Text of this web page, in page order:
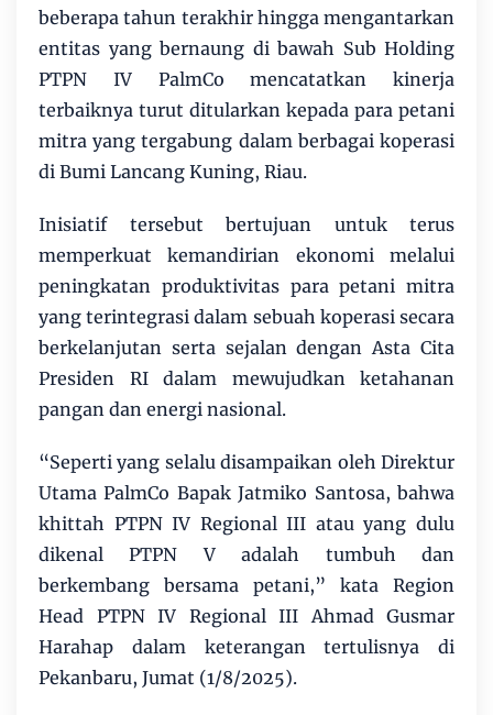
beberapa tahun terakhir hingga mengantarkan
entitas yang bernaung di bawah Sub Holding
PTPN IV PalmCo mencatatkan kinerja
terbaiknya turut ditularkan kepada para petani
mitra yang tergabung dalam berbagai koperasi
di Bumi Lancang Kuning, Riau.
Inisiatif tersebut bertujuan untuk terus
memperkuat kemandirian ekonomi melalui
peningkatan produktivitas para petani mitra
yang terintegrasi dalam sebuah koperasi secara
berkelanjutan serta sejalan dengan Asta Cita
Presiden RI dalam mewujudkan ketahanan
pangan dan energi nasional.
“Seperti yang selalu disampaikan oleh Direktur
Utama PalmCo Bapak Jatmiko Santosa, bahwa
khittah PTPN IV Regional III atau yang dulu
dikenal PTPN V adalah tumbuh dan
berkembang bersama petani,” kata Region
Head PTPN IV Regional III Ahmad Gusmar
Harahap dalam keterangan tertulisnya di
Pekanbaru, Jumat (1/8/2025).